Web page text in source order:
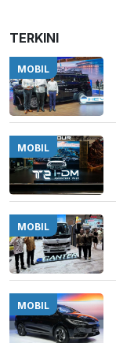
TERKINI
MOBIL
MOBIL
MOBIL
MOBIL